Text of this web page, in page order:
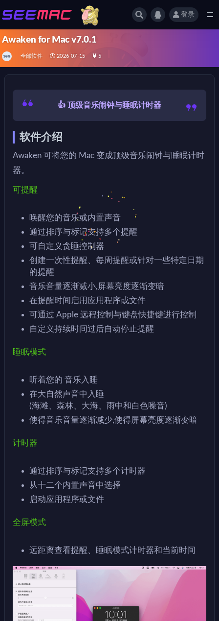
登录
Awaken for Mac v7.0.1
全部软件 2026-07-15 5
👍 顶级音乐闹钟与睡眠计时器
软件介绍
Awaken 可将您的 Mac 变成顶级音乐闹钟与睡眠计时
器。
可提醒
唤醒您的音乐或内置声音
通过排序与标记支持多个提醒
可自定义贪睡控制器
创建一次性提醒、每周提醒或针对一些特定日期
的提醒
音乐音量逐渐减小,屏幕亮度逐渐变暗
在提醒时间启用应用程序或文件
可通过 Apple 远程控制与键盘快捷键进行控制
自定义持续时间过后自动停止提醒
睡眠模式
听着您的 音乐入睡
在大自然声音中入睡
(海滩、森林、大海、雨中和白色噪音)
使得音乐音量逐渐减少,使得屏幕亮度逐渐变暗
计时器
通过排序与标记支持多个计时器
从十二个内置声音中选择
启动应用程序或文件
全屏模式
远距离查看提醒、睡眠模式计时器和当前时间